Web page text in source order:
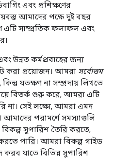
এবং প্রশিক্ষণের
আমাদের পক্ষে দুই বছর
এটি সাম্প্রতিক ফলাফল এবং
উন্নত কর্মপ্রবাহের জন্য
করা প্রয়োজন। আমরা সর্বোত্তম
কিন্তু যতক্ষণ না সম্প্রদায় লিখতে
বিতর্ক শুরু করে, আমরা এটি
সেই লক্ষ্যে, আমরা এমন
পরামর্শে সমস্যাগুলি
বিকল্প সুপারিশ তৈরি করতে,
পারি। আমরা বিকল্প গাইড
যাতে বিভিন্ন সুপারিশ